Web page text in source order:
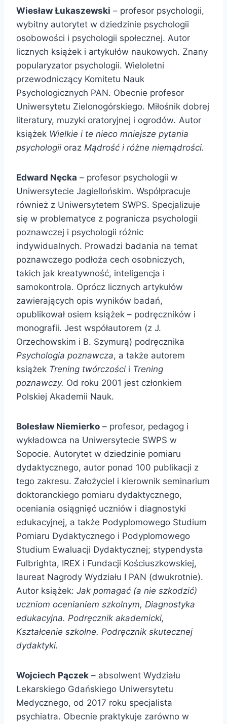
Wiesław Łukaszewski – profesor psychologii,
wybitny autorytet w dziedzinie psychologii
osobowości i psychologii społecznej. Autor
licznych książek i artykułów naukowych. Znany
popularyzator psychologii. Wieloletni
przewodniczący Komitetu Nauk
Psychologicznych PAN. Obecnie profesor
Uniwersytetu Zielonogórskiego. Miłośnik dobrej
literatury, muzyki oratoryjnej i ogrodów. Autor
książek Wielkie i te nieco mniejsze pytania
psychologii oraz Mądrość i różne niemądrości.
Edward Nęcka – profesor psychologii w
Uniwersytecie Jagiellońskim. Współpracuje
również z Uniwersytetem SWPS. Specjalizuje
się w problematyce z pogranicza psychologii
poznawczej i psychologii różnic
indywidualnych. Prowadzi badania na temat
poznawczego podłoża cech osobniczych,
takich jak kreatywność, inteligencja i
samokontrola. Oprócz licznych artykułów
zawierających opis wyników badań,
opublikował osiem książek – podręczników i
monografii. Jest współautorem (z J.
Orzechowskim i B. Szymurą) podręcznika
Psychologia poznawcza, a także autorem
książek Trening twórczości i Trening
poznawczy. Od roku 2001 jest członkiem
Polskiej Akademii Nauk.
Bolesław Niemierko – profesor, pedagog i
wykładowca na Uniwersytecie SWPS w
Sopocie. Autorytet w dziedzinie pomiaru
dydaktycznego, autor ponad 100 publikacji z
tego zakresu. Założyciel i kierownik seminarium
doktoranckiego pomiaru dydaktycznego,
oceniania osiągnięć uczniów i diagnostyki
edukacyjnej, a także Podyplomowego Studium
Pomiaru Dydaktycznego i Podyplomowego
Studium Ewaluacji Dydaktycznej; stypendysta
Fulbrighta, IREX i Fundacji Kościuszkowskiej,
laureat Nagrody Wydziału I PAN (dwukrotnie).
Autor książek: Jak pomagać (a nie szkodzić)
uczniom ocenianiem szkolnym, Diagnostyka
edukacyjna. Podręcznik akademicki,
Kształcenie szkolne. Podręcznik skutecznej
dydaktyki.
Wojciech Pączek – absolwent Wydziału
Lekarskiego Gdańskiego Uniwersytetu
Medycznego, od 2017 roku specjalista
psychiatra. Obecnie praktykuje zarówno w